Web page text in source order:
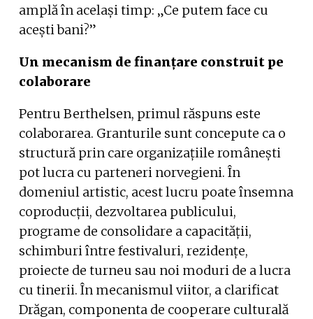
amplă în același timp: „Ce putem face cu
acești bani?”
Un mecanism de finanțare construit pe
colaborare
Pentru Berthelsen, primul răspuns este
colaborarea. Granturile sunt concepute ca o
structură prin care organizațiile românești
pot lucra cu parteneri norvegieni. În
domeniul artistic, acest lucru poate însemna
coproducții, dezvoltarea publicului,
programe de consolidare a capacității,
schimburi între festivaluri, rezidențe,
proiecte de turneu sau noi moduri de a lucra
cu tinerii. În mecanismul viitor, a clarificat
Drăgan, componenta de cooperare culturală